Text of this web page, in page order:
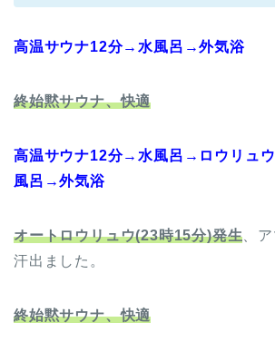
高温サウナ12分→水風呂→外気浴
終始黙サウナ、快適
高温サウナ12分→水風呂→ロウリュ
風呂→外気浴
オートロウリュウ(23時15分)発生 、
汗出ました。
終始黙サウナ、快適